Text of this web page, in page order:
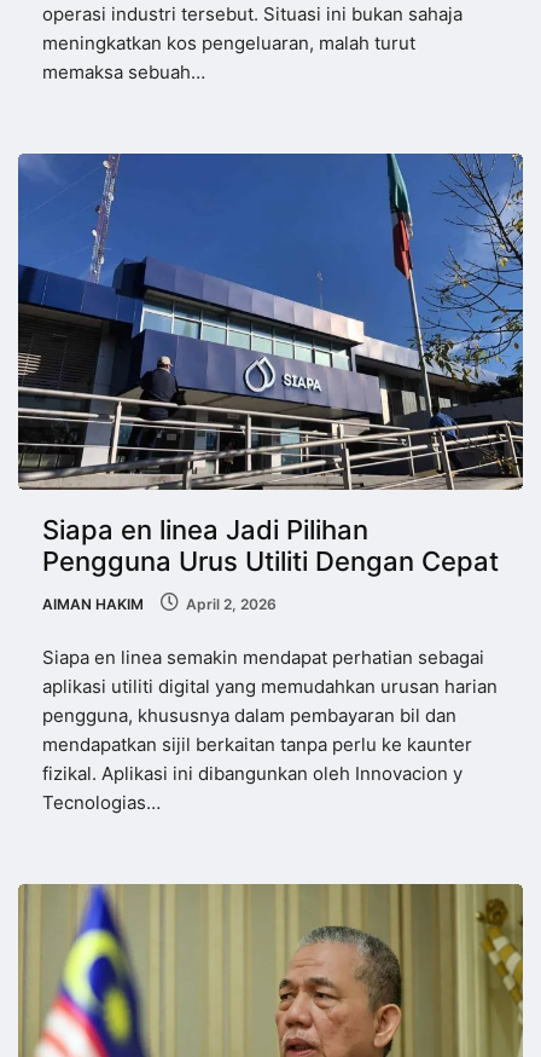
operasi industri tersebut. Situasi ini bukan sahaja
meningkatkan kos pengeluaran, malah turut
memaksa sebuah…
Siapa en linea Jadi Pilihan
Pengguna Urus Utiliti Dengan Cepat
AIMAN HAKIM April 2, 2026
Siapa en linea semakin mendapat perhatian sebagai
aplikasi utiliti digital yang memudahkan urusan harian
pengguna, khususnya dalam pembayaran bil dan
mendapatkan sijil berkaitan tanpa perlu ke kaunter
fizikal. Aplikasi ini dibangunkan oleh Innovacion y
Tecnologias…